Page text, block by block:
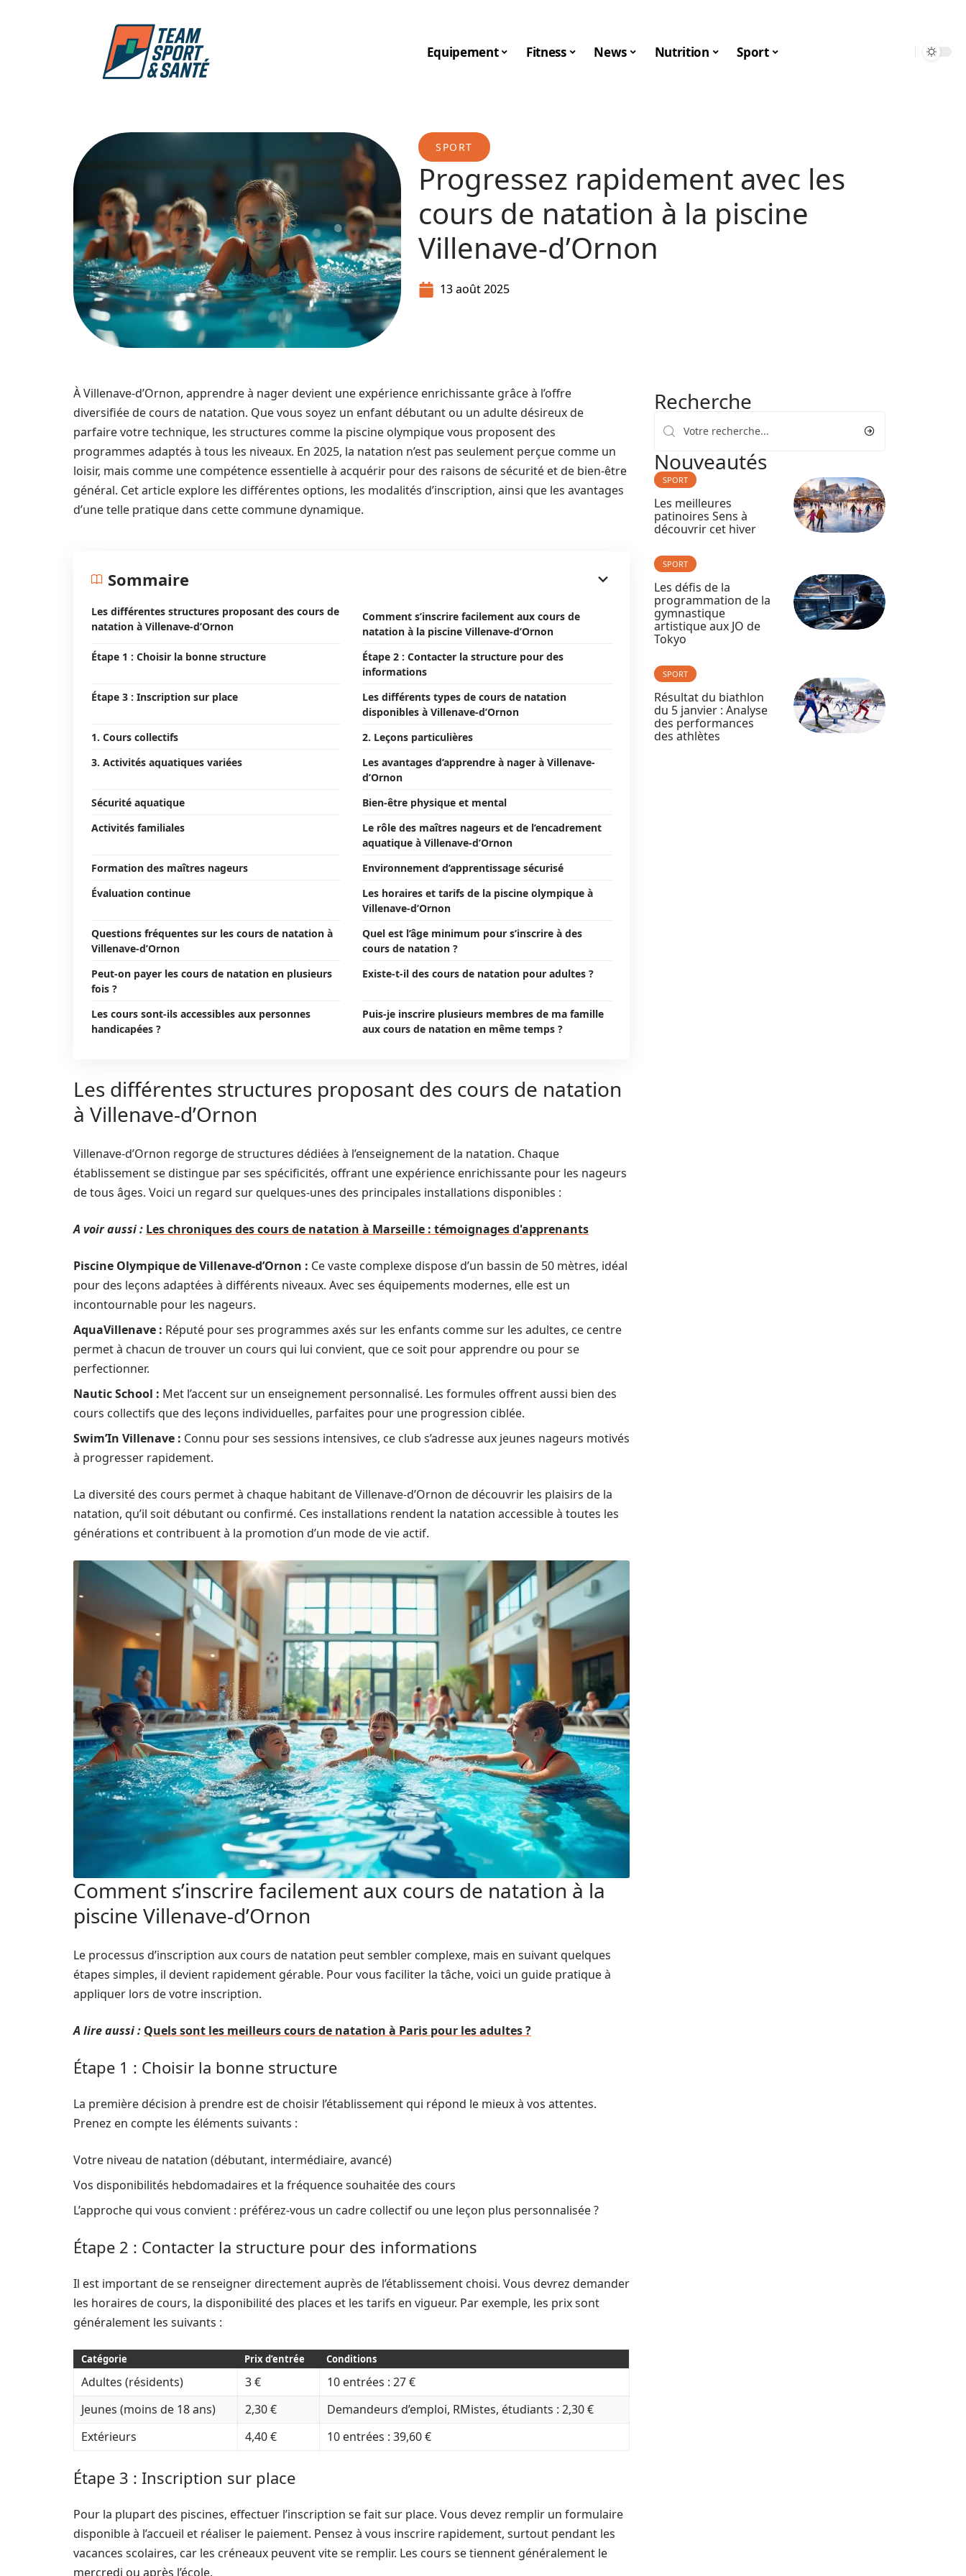
Equipement Fitness News Nutrition Sport
SPORT
Progressez rapidement avec les
cours de natation à la piscine
Villenave-d’Ornon
13 août 2025
À Villenave-d’Ornon, apprendre à nager devient une expérience enrichissante grâce à l’offre
diversifiée de cours de natation. Que vous soyez un enfant débutant ou un adulte désireux de
parfaire votre technique, les structures comme la piscine olympique vous proposent des
programmes adaptés à tous les niveaux. En 2025, la natation n’est pas seulement perçue comme un
loisir, mais comme une compétence essentielle à acquérir pour des raisons de sécurité et de bien-être
général. Cet article explore les différentes options, les modalités d’inscription, ainsi que les avantages
d’une telle pratique dans cette commune dynamique.
Sommaire
Les différentes structures proposant des cours de
natation à Villenave-d’Ornon
Comment s’inscrire facilement aux cours de
natation à la piscine Villenave-d’Ornon
Étape 1 : Choisir la bonne structure
Étape 2 : Contacter la structure pour des
informations
Étape 3 : Inscription sur place
Les différents types de cours de natation
disponibles à Villenave-d’Ornon
1. Cours collectifs
2. Leçons particulières
3. Activités aquatiques variées
Les avantages d’apprendre à nager à Villenave-
d’Ornon
Sécurité aquatique
Bien-être physique et mental
Activités familiales
Le rôle des maîtres nageurs et de l’encadrement
aquatique à Villenave-d’Ornon
Formation des maîtres nageurs
Environnement d’apprentissage sécurisé
Évaluation continue
Les horaires et tarifs de la piscine olympique à
Villenave-d’Ornon
Questions fréquentes sur les cours de natation à
Villenave-d’Ornon
Quel est l’âge minimum pour s’inscrire à des
cours de natation ?
Peut-on payer les cours de natation en plusieurs
fois ?
Existe-t-il des cours de natation pour adultes ?
Les cours sont-ils accessibles aux personnes
handicapées ?
Puis-je inscrire plusieurs membres de ma famille
aux cours de natation en même temps ?
Les différentes structures proposant des cours de natation
à Villenave-d’Ornon
Villenave-d’Ornon regorge de structures dédiées à l’enseignement de la natation. Chaque
établissement se distingue par ses spécificités, offrant une expérience enrichissante pour les nageurs
de tous âges. Voici un regard sur quelques-unes des principales installations disponibles :
A voir aussi : Les chroniques des cours de natation à Marseille : témoignages d'apprenants
Piscine Olympique de Villenave-d’Ornon : Ce vaste complexe dispose d’un bassin de 50 mètres, idéal
pour des leçons adaptées à différents niveaux. Avec ses équipements modernes, elle est un
incontournable pour les nageurs.
AquaVillenave : Réputé pour ses programmes axés sur les enfants comme sur les adultes, ce centre
permet à chacun de trouver un cours qui lui convient, que ce soit pour apprendre ou pour se
perfectionner.
Nautic School : Met l’accent sur un enseignement personnalisé. Les formules offrent aussi bien des
cours collectifs que des leçons individuelles, parfaites pour une progression ciblée.
Swim’In Villenave : Connu pour ses sessions intensives, ce club s’adresse aux jeunes nageurs motivés
à progresser rapidement.
La diversité des cours permet à chaque habitant de Villenave-d’Ornon de découvrir les plaisirs de la
natation, qu’il soit débutant ou confirmé. Ces installations rendent la natation accessible à toutes les
générations et contribuent à la promotion d’un mode de vie actif.
Comment s’inscrire facilement aux cours de natation à la
piscine Villenave-d’Ornon
Le processus d’inscription aux cours de natation peut sembler complexe, mais en suivant quelques
étapes simples, il devient rapidement gérable. Pour vous faciliter la tâche, voici un guide pratique à
appliquer lors de votre inscription.
A lire aussi : Quels sont les meilleurs cours de natation à Paris pour les adultes ?
Étape 1 : Choisir la bonne structure
La première décision à prendre est de choisir l’établissement qui répond le mieux à vos attentes.
Prenez en compte les éléments suivants :
Votre niveau de natation (débutant, intermédiaire, avancé)
Vos disponibilités hebdomadaires et la fréquence souhaitée des cours
L’approche qui vous convient : préférez-vous un cadre collectif ou une leçon plus personnalisée ?
Étape 2 : Contacter la structure pour des informations
Il est important de se renseigner directement auprès de l’établissement choisi. Vous devrez demander
les horaires de cours, la disponibilité des places et les tarifs en vigueur. Par exemple, les prix sont
généralement les suivants :
Catégorie Prix d’entrée Conditions
Adultes (résidents) 3 €
10 entrées : 27 €
Jeunes (moins de 18 ans)
2,30 €
Demandeurs d’emploi, RMistes, étudiants : 2,30 €
Extérieurs
4,40 € 10 entrées : 39,60 €
Étape 3 : Inscription sur place
Pour la plupart des piscines, effectuer l’inscription se fait sur place. Vous devez remplir un formulaire
disponible à l’accueil et réaliser le paiement. Pensez à vous inscrire rapidement, surtout pendant les
vacances scolaires, car les créneaux peuvent vite se remplir. Les cours se tiennent généralement le
mercredi ou après l’école.
Recherche
Nouveautés
SPORT
Les meilleures
patinoires Sens à
découvrir cet hiver
SPORT
Les défis de la
programmation de la
gymnastique
artistique aux JO de
Tokyo
SPORT
Résultat du biathlon
du 5 janvier : Analyse
des performances
des athlètes